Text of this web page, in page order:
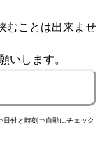
むことは出来ませ
いします。
日付と時刻⇒自動にチェック